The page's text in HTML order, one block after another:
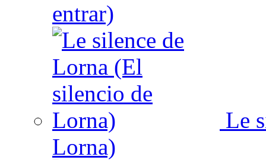
entrar)
Le
Lorna)